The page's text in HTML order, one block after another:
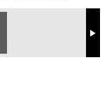
Next